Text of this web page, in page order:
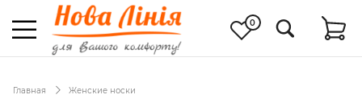
0
Главная
Женские носки